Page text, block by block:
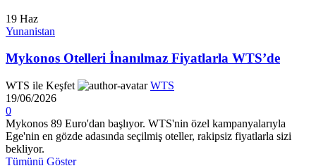
19 Haz
Yunanistan
Mykonos Otelleri İnanılmaz Fiyatlarla WTS’de
WTS ile Keşfet
WTS
19/06/2026
0
Mykonos 89 Euro'dan başlıyor. WTS'nin özel kampanyalarıyla
Ege'nin en gözde adasında seçilmiş oteller, rakipsiz fiyatlarla sizi
bekliyor.
Tümünü Göster